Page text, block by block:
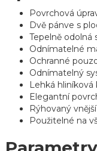
Povrchová
Dvě pánve s
Tepelně odolná
Odnímatelné
Ochranné
Odnímatelný
Lehká
Elegantní
Rýhovaný
Použitelné na